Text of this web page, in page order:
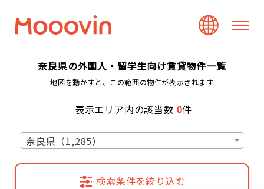
奈良県の外国人・留学生向け賃貸物件一覧
地図を動かすと、この範囲の物件が表示されます
表示エリア内の該当数 0件
奈良県（1,285）
検索条件を絞り込む